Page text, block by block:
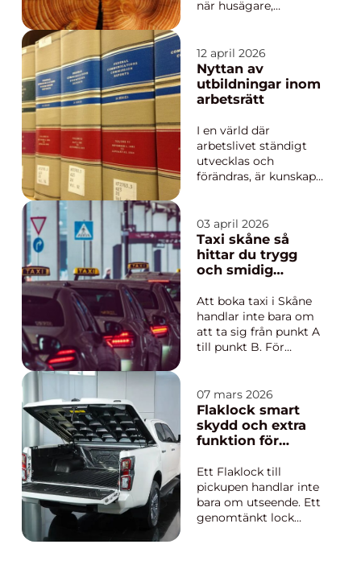
när husägare,
virke med hög
kvalitet och tydlig
ursprungskontroll.
Många vill lämna
standardlösningar
bakom sig och istället
välja trä som ...
12 april 2026
Nyttan av
utbildningar inom
arbetsrätt
I en värld där
arbetslivet ständigt
utvecklas och
förändras, är kunskap
arbetsgivare och
anställda. Att förstå
de regler och lagar
som reglerar
arbetsvillkor är inte
bara en nödvändighet
för att ...
03 april 2026
Taxi skåne så
hittar du trygg
och smidig
regionen
Att boka taxi i Skåne
handlar inte bara om
att ta sig från punkt A
till punkt B. För
en länk i arbetsdagen
eller början på en
längre resa med tåg
eller flyg. När
men tiden är knapp
blir ...
07 mars 2026
Flaklock smart
skydd och extra
funktion för
Ett Flaklock till
pickupen handlar inte
bara om utseende. Ett
genomtänkt lock